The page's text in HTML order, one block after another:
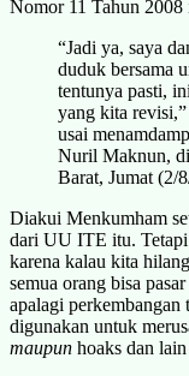
Nomor 11 Tahun 2008
“Jadi ya, saya
duduk bersama
tentunya pasti,
yang kita
usai
Nuril Maknun, di
Barat, Jumat (2/
Diakui Menkumham
dari UU ITE itu. Tetapi
karena kalau kita
semua orang bisa
apalagi perkembangan
digunakan untuk
maupun hoaks dan